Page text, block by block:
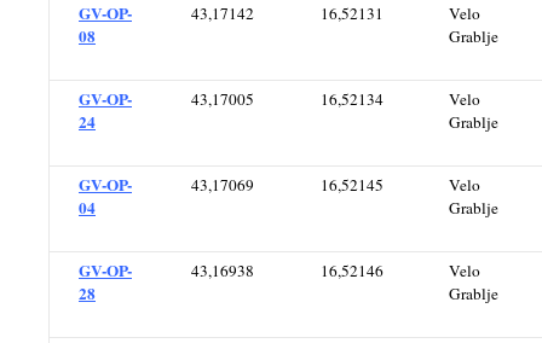
GV-OP-
08
43,17142 16,52131
Velo
Grablje
GV-OP-
24
43,17005 16,52134
Velo
Grablje
GV-OP-
04
43,17069 16,52145
Velo
Grablje
GV-OP-
28
43,16938 16,52146
Velo
Grablje